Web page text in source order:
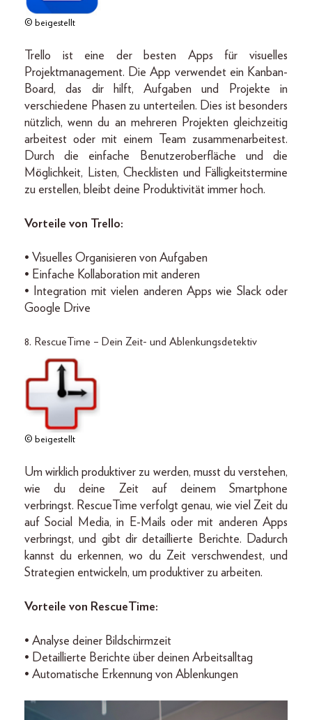
© beigestellt
Trello ist eine der besten Apps für visuelles
Projektmanagement. Die App verwendet ein Kanban-
Board, das dir hilft, Aufgaben und Projekte in
verschiedene Phasen zu unterteilen. Dies ist besonders
nützlich, wenn du an mehreren Projekten gleichzeitig
arbeitest oder mit einem Team zusammenarbeitest.
Durch die einfache Benutzeroberfläche und die
Möglichkeit, Listen, Checklisten und Fälligkeitstermine
zu erstellen, bleibt deine Produktivität immer hoch.
Vorteile von Trello:
• Visuelles Organisieren von Aufgaben
• Einfache Kollaboration mit anderen
• Integration mit vielen anderen Apps wie Slack oder
Google Drive
8. RescueTime – Dein Zeit- und Ablenkungsdetektiv
© beigestellt
Um wirklich produktiver zu werden, musst du verstehen,
wie du deine Zeit auf deinem Smartphone
verbringst. RescueTime verfolgt genau, wie viel Zeit du
auf Social Media, in E-Mails oder mit anderen Apps
verbringst, und gibt dir detaillierte Berichte. Dadurch
kannst du erkennen, wo du Zeit verschwendest, und
Strategien entwickeln, um produktiver zu arbeiten.
Vorteile von RescueTime:
• Analyse deiner Bildschirmzeit
• Detaillierte Berichte über deinen Arbeitsalltag
• Automatische Erkennung von Ablenkungen